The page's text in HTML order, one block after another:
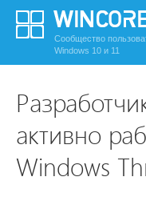
Сообщество
Windows 10 и 11
активно
Windows